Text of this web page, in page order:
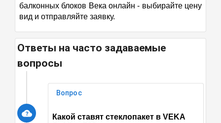
балконных блоков Века онлайн - выбирайте цену
вид и отправляйте заявку.
Ответы на часто задаваемые
вопросы
Вопрос
Какой ставят стеклопакет в VEKA